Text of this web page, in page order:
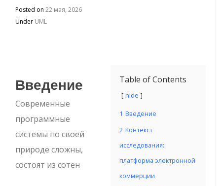
Posted on22 мая, 2026
Under UML
Table of Contents
hide
1 Введение
2 Контекст
исследования:
платформа электронной
коммерции
Введение
Современные
программные
системы по своей
природе сложны,
состоят из сотен